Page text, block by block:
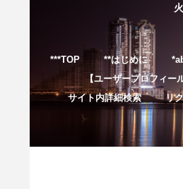
***TOP **はじめに
【ユーザープロフィー
サイト内詳細検索
リ